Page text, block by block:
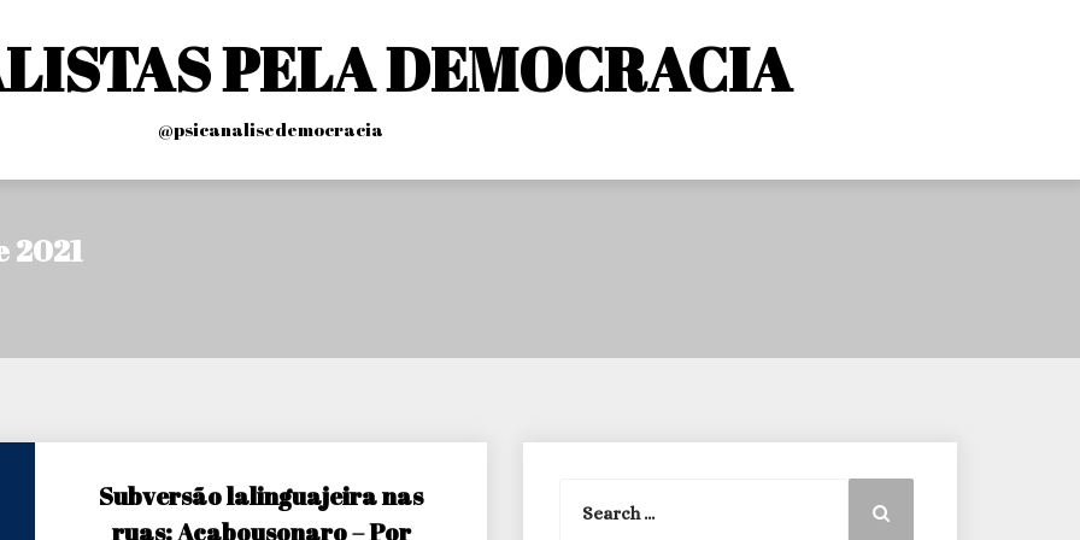
PELA DEMOCRACIA
@psicanalisedemocracia
2021
Subversão lalinguajeira nas
ruas: Acabousonaro – Por
for:
Search